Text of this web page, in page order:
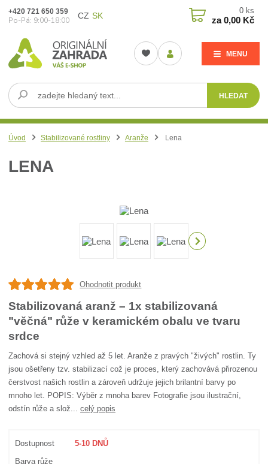
CZ SK
MENU
HLEDAT
+420 721 650 359
Po-Pá: 9:00-18:00
0 ks
za0,00 Kč
Úvod Stabilizované rostliny Aranže Lena
LENA
Ohodnotit produkt
Stabilizovaná aranž – 1x stabilizovaná
"věčná" růže v keramickém obalu ve tvaru
srdce
Zachová si stejný vzhled až 5 let. Aranže z pravých "živých" rostlin. Ty
jsou ošetřeny tzv. stabilizací což je proces, který zachovává přirozenou
čerstvost našich rostlin a zároveň udržuje jejich brilantní barvy po
mnoho let. POPIS: Výběr z mnoha barev Fotografie jsou ilustrační,
odstín růže a slož...celý popis
Dostupnost 5-10 DNŮ
Barva růže